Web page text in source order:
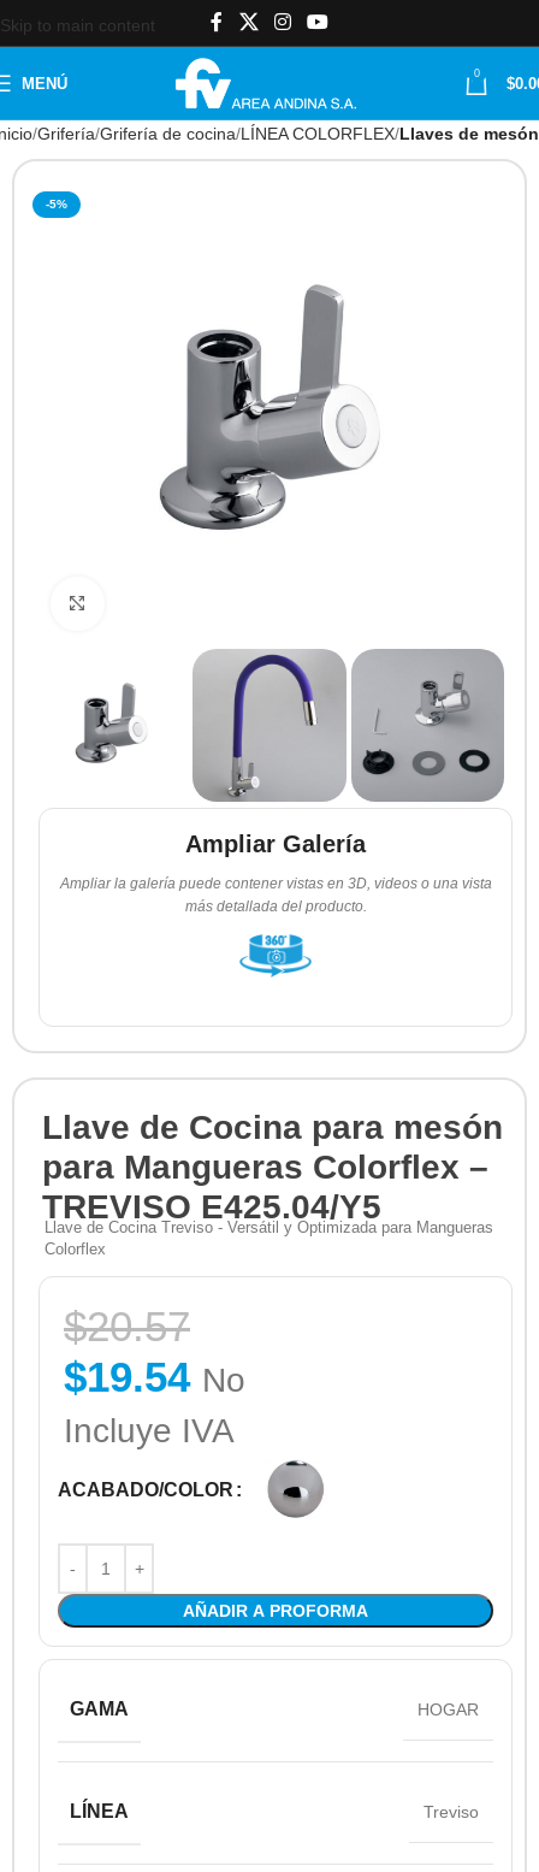
Skip to main content
MENÚ
0
$
Grifería Grifería de cocina LÍNEA COLORFLEX Llaves de mesón
-5%
Ampliar Galería
Ampliar la galería puede contener vistas en 3D, videos o una vista
más detallada del producto.
Llave de Cocina para mesón
para Mangueras Colorflex –
TREVISO E425.04/Y5
Llave de Cocina Treviso - Versátil y Optimizada para Mangueras
Colorflex
$20.57
$19.54 No
Incluye IVA
ACABADO/COLOR
AÑADIR A PROFORMA
GAMA HOGAR
LÍNEA Treviso